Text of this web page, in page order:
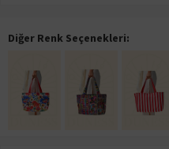
Diğer Renk Seçenekleri: